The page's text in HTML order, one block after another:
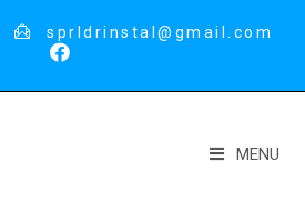
sprldrinstal@gmail.com
MENU